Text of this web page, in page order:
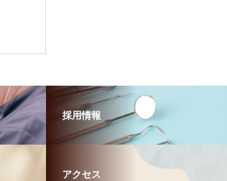
採用情報
アクセス